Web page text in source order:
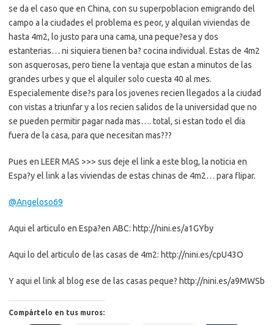
se da el caso que en China, con su superpoblacion emigrando del
campo a la ciudades el problema es peor, y alquilan viviendas de
hasta 4m2, lo justo para una cama, una peque?esa y dos
estanterias… ni siquiera tienen ba? cocina individual. Estas de 4m2
son asquerosas, pero tiene la ventaja que estan a minutos de las
grandes urbes y que el alquiler solo cuesta 40 al mes.
Especialemente dise?s para los jovenes recien llegados a la ciudad
con vistas a triunfar y a los recien salidos de la universidad que no
se pueden permitir pagar nada mas…. total, si estan todo el dia
fuera de la casa, para que necesitan mas???
Pues en LEER MAS >>> sus deje el link a este blog, la noticia en
Espa?y el link a las viviendas de estas chinas de 4m2… para flipar.
@Angeloso69
Aqui el articulo en Espa?en ABC: http://nini.es/a1GYby
Aqui lo del articulo de las casas de 4m2: http://nini.es/cpU43O
Y aqui el link al blog ese de las casas peque? http://nini.es/a9MWSb
Compártelo en tus muros: